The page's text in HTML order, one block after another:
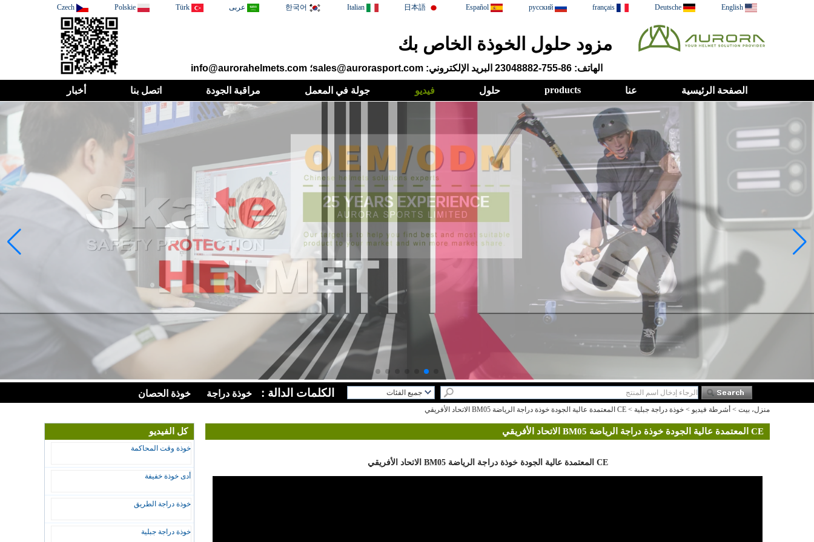
English
Deutsche
français
русский
Español
日本語
Italian
한국어 عربى Türk
Polskie
Czech
مزود حلول الخوذة الخاص بك
الهاتف: 86-755-23048882 البريد الإلكتروني: sales@aurorasport.com؛ info@aurorahelmets.com
الصفحة الرئيسية عنا products حلول فيديو جولة في المعمل مراقبة الجودة اتصل بنا أخبار
الكلمات الدالة : خوذة دراجة خوذة الحصان
جميع الفئات
تصاميم جديدةL
خوذة دراجة الكبارL
خوذة الاطفالL
منزل، بيت > أشرطة فيديو > خوذة دراجة جبلية > CE المعتمدة عالية الجودة خوذة دراجة الرياضة BM05 الاتحاد الأفريقي
كل الفيديو
خوذة وقت المحاكمة
أدى خوذة خفيفة
خوذة دراجة الطريق
خوذة دراجة جبلية
CE المعتمدة عالية الجودة خوذة دراجة الرياضة BM05 الاتحاد الأفريقي
CE المعتمدة عالية الجودة خوذة دراجة الرياضة BM05 الاتحاد الأفريقي